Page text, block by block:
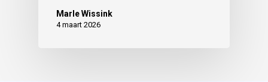
Marle Wissink
4 maart 2026